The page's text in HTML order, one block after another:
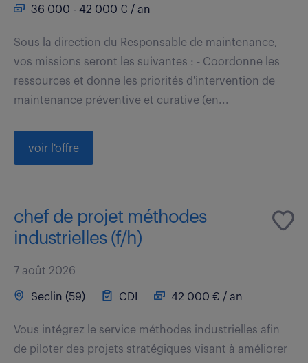
36 000 - 42 000 € / an
Sous la direction du Responsable de maintenance,
vos missions seront les suivantes : - Coordonne les
ressources et donne les priorités d'intervention de
maintenance préventive et curative (en...
voir l'offre
chef de projet méthodes
industrielles (f/h)
7 août 2026
Seclin (59) CDI 42 000 € / an
Vous intégrez le service méthodes industrielles afin
de piloter des projets stratégiques visant à améliorer